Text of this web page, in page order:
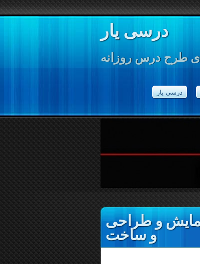
درسی یار
طرح درس روزانه
درسی یار
و طراحی
و ساخت